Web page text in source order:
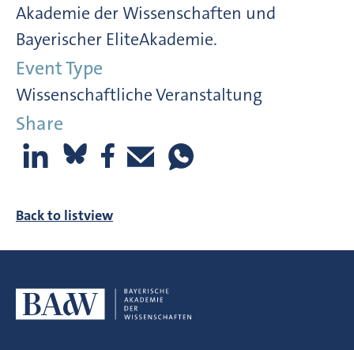
Akademie der Wissenschaften und
Bayerischer EliteAkademie.
Event Type
Wissenschaftliche Veranstaltung
Share
Back to listview